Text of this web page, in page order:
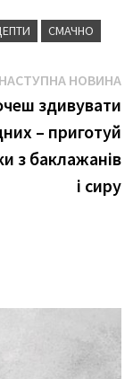
СМАЧНО
НАСТУПНА НОВИНА
здивувати
– приготуй
з баклажанів
і сиру